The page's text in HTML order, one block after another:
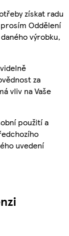
získat radu
Oddělení
výrobku,
za
vliv na Vaše
použití a
uvedení